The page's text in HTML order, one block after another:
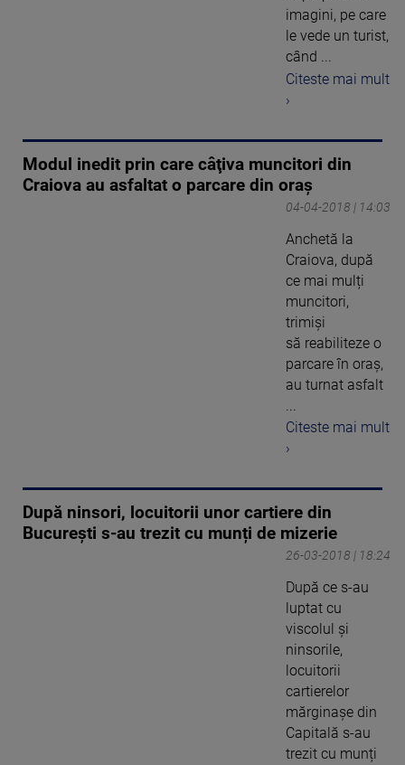
imagini, pe care
le vede un turist,
când ...
Citeste mai mult
›
Modul inedit prin care câţiva muncitori din
Craiova au asfaltat o parcare din oraş
04-04-2018 | 14:03
Anchetă la
Craiova, după
ce mai mulți
muncitori,
trimişi
să reabiliteze o
parcare în oraș,
au turnat asfalt
Citeste mai mult
›
După ninsori, locuitorii unor cartiere din
București s-au trezit cu munți de mizerie
26-03-2018 | 18:24
După ce s-au
luptat cu
viscolul și
ninsorile,
locuitorii
cartierelor
mărginașe din
Capitală s-au
trezit cu munți